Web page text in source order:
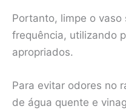
Portanto, limpe o vaso
frequência, utilizando
apropriados.
Para evitar odores no
de água quente e